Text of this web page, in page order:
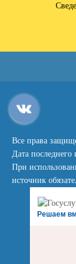
Все права
Дата последнего
При
источник
Решаем